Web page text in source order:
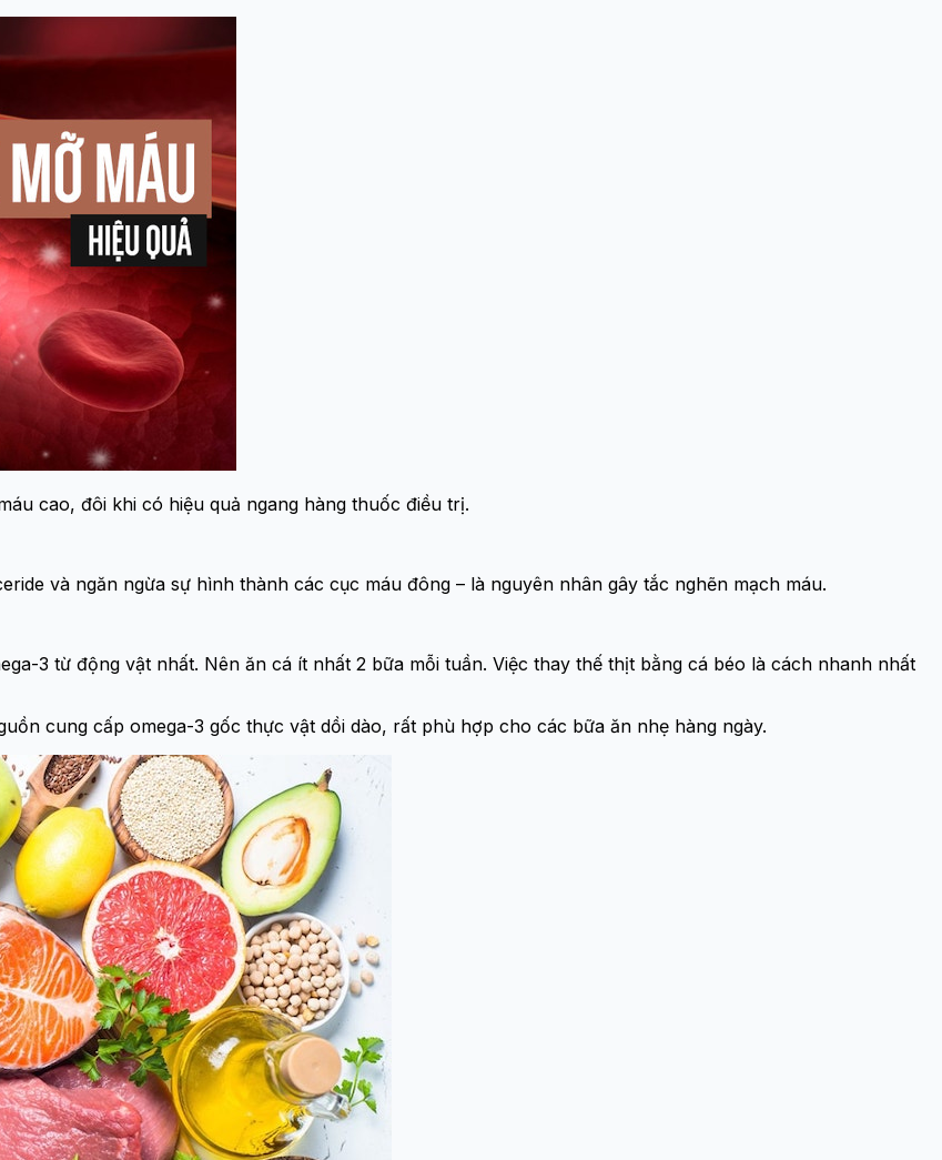
cao, đôi khi có hiệu quả ngang hàng thuốc điều trị.
và ngăn ngừa sự hình thành các cục máu đông – là nguyên nhân gây tắc nghẽn mạch máu.
3 từ động vật nhất. Nên ăn cá ít nhất 2 bữa mỗi tuần. Việc thay thế thịt bằng cá béo là cách nhanh nhất
cung cấp omega-3 gốc thực vật dồi dào, rất phù hợp cho các bữa ăn nhẹ hàng ngày.